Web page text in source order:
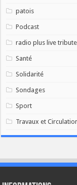
patois
Podcast
radio plus live tribute
Santé
Solidarité
Sondages
Sport
Travaux et